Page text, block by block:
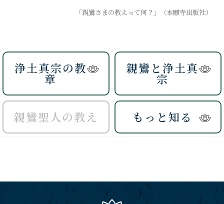
「親鸞さまの教えって何？」（本願寺出版社）
浄土真宗の教
章
親鸞と浄土真
宗
親鸞聖人の教え もっと知る